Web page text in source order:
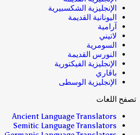
الإنجليزية الشكسبيرية
اليونانية القديمة
آرامية
لاتيني
السومرية
النورس القديمة
الإنجليزية الفيكتورية
باڤاري
الإنجليزية الوسطى
تصفح اللغات
Ancient Language Translators
Semitic Language Translators